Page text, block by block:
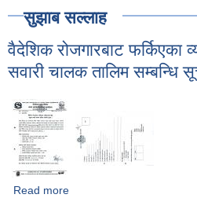
सुझाब सल्लाह
वैदेशिक रोजगारबाट फर्किएका
सवारी चालक तालिम सम्बन्धि
Read more